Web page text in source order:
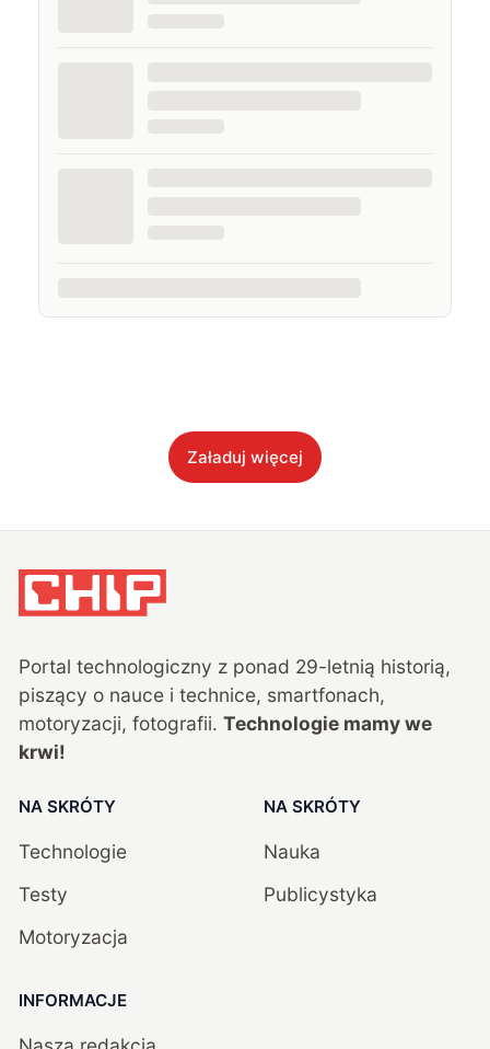
Załaduj więcej
Portal technologiczny z ponad 29-letnią historią,
piszący o nauce i technice, smartfonach,
motoryzacji, fotografii. Technologie mamy we
krwi!
NA SKRÓTY
Technologie
Testy
Motoryzacja
NA SKRÓTY
Nauka
Publicystyka
INFORMACJE